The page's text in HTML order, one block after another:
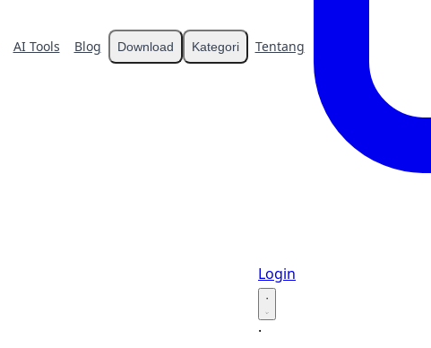
AI Tools Blog Download Kategori Tentang
Login
·
·